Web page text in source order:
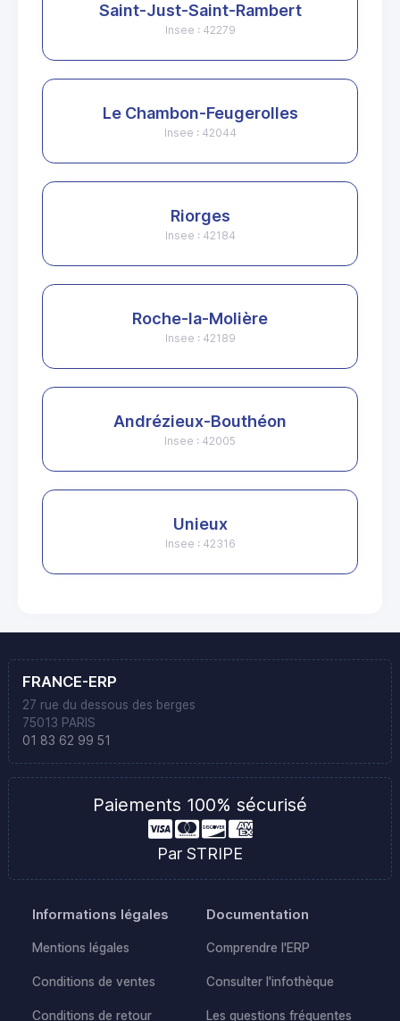
Saint-Just-Saint-Rambert
Insee : 42279
Le Chambon-Feugerolles
Insee : 42044
Riorges
Insee : 42184
Roche-la-Molière
Insee : 42189
Andrézieux-Bouthéon
Insee : 42005
Unieux
Insee : 42316
FRANCE-ERP
27 rue du dessous des berges
75013 PARIS
01 83 62 99 51
Paiements 100% sécurisé
Par STRIPE
Informations légales
Mentions légales
Conditions de ventes
Conditions de retour
Documentation
Comprendre l'ERP
Consulter l'infothèque
Les questions fréquentes